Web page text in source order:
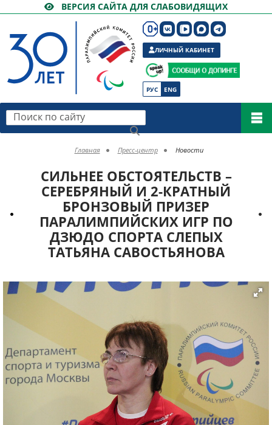
ВЕРСИЯ САЙТА ДЛЯ СЛАБОВИДЯЩИХ
РУС ENG
ЛИЧНЫЙ КАБИНЕТ
Поиск по сайту
Главная Пресс-центр Новости
СИЛЬНЕЕ ОБСТОЯТЕЛЬСТВ –
СЕРЕБРЯНЫЙ И 2-КРАТНЫЙ
БРОНЗОВЫЙ ПРИЗЕР
ПАРАЛИМПИЙСКИХ ИГР ПО
ДЗЮДО СПОРТА СЛЕПЫХ
ТАТЬЯНА САВОСТЬЯНОВА